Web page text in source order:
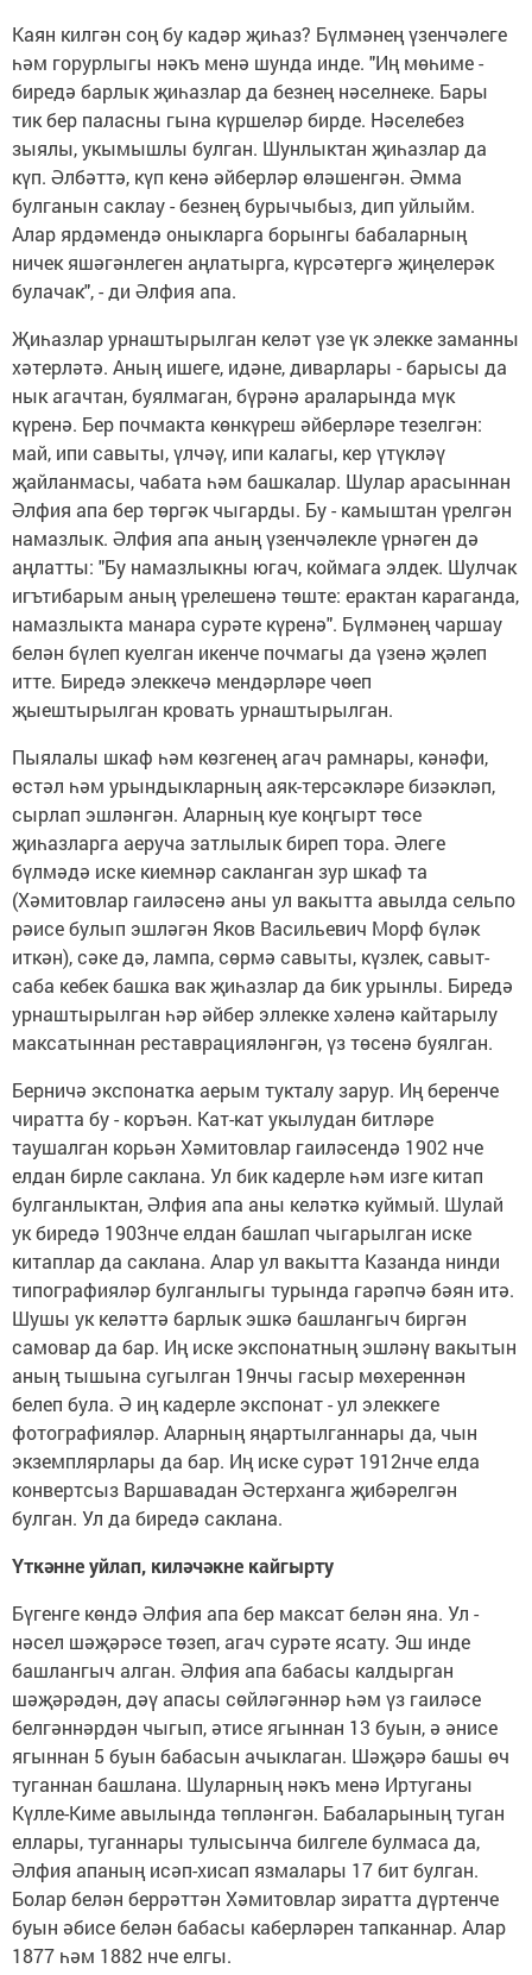
Каян килгән соң бу кадәр җиһаз? Бүлмәнең үзенчәлеге
һәм горурлыгы нәкъ менә шунда инде. "Иң мөһиме -
биредә барлык җиһазлар да безнең нәселнеке. Бары
тик бер паласны гына күршеләр бирде. Нәселебез
зыялы, укымышлы булган. Шунлыктан җиһазлар да
күп. Әлбәттә, күп кенә әйберләр өләшенгән. Әмма
булганын саклау - безнең бурычыбыз, дип уйлыйм.
Алар ярдәмендә оныкларга борынгы бабаларның
ничек яшәгәнлеген аңлатырга, күрсәтергә җиңелерәк
булачак", - ди Әлфия апа.
Җиһазлар урнаштырылган келәт үзе үк элекке заманны
хәтерләтә. Аның ишеге, идәне, диварлары - барысы да
нык агачтан, буялмаган, бүрәнә араларында мүк
күренә. Бер почмакта көнкүреш әйберләре тезелгән:
май, ипи савыты, үлчәү, ипи калагы, кер үтүкләү
җайланмасы, чабата һәм башкалар. Шулар арасыннан
Әлфия апа бер төргәк чыгарды. Бу - камыштан үрелгән
намазлык. Әлфия апа аның үзенчәлекле үрнәген дә
аңлатты: "Бу намазлыкны югач, коймага элдек. Шулчак
игътибарым аның үрелешенә төште: ерактан караганда,
намазлыкта манара сурәте күренә". Бүлмәнең чаршау
белән бүлеп куелган икенче почмагы да үзенә җәлеп
итте. Биредә элеккечә мендәрләре чөеп
җыештырылган кровать урнаштырылган.
Пыялалы шкаф һәм көзгенең агач рамнары, кәнәфи,
өстәл һәм урындыкларның аяк-терсәкләре бизәкләп,
сырлап эшләнгән. Аларның куе коңгырт төсе
җиһазларга аеруча затлылык биреп тора. Әлеге
бүлмәдә иске киемнәр сакланган зур шкаф та
(Хәмитовлар гаиләсенә аны ул вакытта авылда сельпо
рәисе булып эшләгән Яков Васильевич Морф бүләк
иткән), сәке дә, лампа, сөрмә савыты, күзлек, савыт-
саба кебек башка вак җиһазлар да бик урынлы. Биредә
урнаштырылган һәр әйбер эллекке хәленә кайтарылу
максатыннан реставрацияләнгән, үз төсенә буялган.
Берничә экспонатка аерым тукталу зарур. Иң беренче
чиратта бу - коръән. Кат-кат укылудан битләре
таушалган корьән Хәмитовлар гаиләсендә 1902 нче
елдан бирле саклана. Ул бик кадерле һәм изге китап
булганлыктан, Әлфия апа аны келәткә куймый. Шулай
ук биредә 1903нче елдан башлап чыгарылган иске
китаплар да саклана. Алар ул вакытта Казанда нинди
типографияләр булганлыгы турында гарәпчә бәян итә.
Шушы ук келәттә барлык эшкә башлангыч биргән
самовар да бар. Иң иске экспонатның эшләнү вакытын
аның тышына сугылган 19нчы гасыр мөхереннән
белеп була. Ә иң кадерле экспонат - ул элеккеге
фотографияләр. Аларның яңартылганнары да, чын
экземплярлары да бар. Иң иске сурәт 1912нче елда
конвертсыз Варшавадан Әстерханга җибәрелгән
булган. Ул да биредә саклана.
Үткәнне уйлап, киләчәкне кайгырту
Бүгенге көндә Әлфия апа бер максат белән яна. Ул -
нәсел шәҗәрәсе төзеп, агач сурәте ясату. Эш инде
башлангыч алган. Әлфия апа бабасы калдырган
шәҗәрәдән, дәү апасы сөйләгәннәр һәм үз гаиләсе
белгәннәрдән чыгып, әтисе ягыннан 13 буын, ә әнисе
ягыннан 5 буын бабасын ачыклаган. Шәҗәрә башы өч
туганнан башлана. Шуларның нәкъ менә Иртуганы
Күлле-Киме авылында төпләнгән. Бабаларының туган
еллары, туганнары тулысынча билгеле булмаса да,
Әлфия апаның исәп-хисап язмалары 17 бит булган.
Болар белән беррәттән Хәмитовлар зиратта дүртенче
буын әбисе белән бабасы каберләрен тапканнар. Алар
1877 һәм 1882 нче елгы.